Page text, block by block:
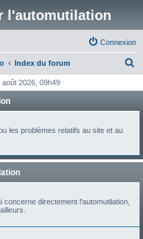
l'automutilation
Connexion
Index du forum
h
c
2026, 09h49
les problèmes relatifs au site et au
directement l'automutilation,